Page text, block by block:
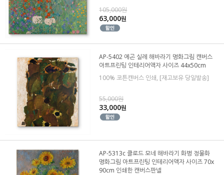
105,000원
63,000원
AP-5402 에곤 실레 해바라기 명화그림 캔버스
아트프린팅 인테리어액자 사이즈 44x50cm
100% 코튼캔버스 인쇄, [재고보유 당일발송]
55,000원
33,000원
AP-5313c 클로드 모네 해바라기 화병 정물화
명화그림 아트프린팅 인테리어액자 사이즈 70x
90cm 인쇄한 캔버스판넬